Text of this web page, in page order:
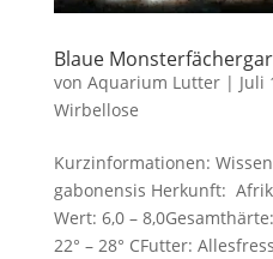
Blaue
von Aquarium Lutter| Juli
Wirbellose
Kurzinformationen:
gabonensis Herkunft:
Wert: 6,0 –
22° – 28° CFutter: